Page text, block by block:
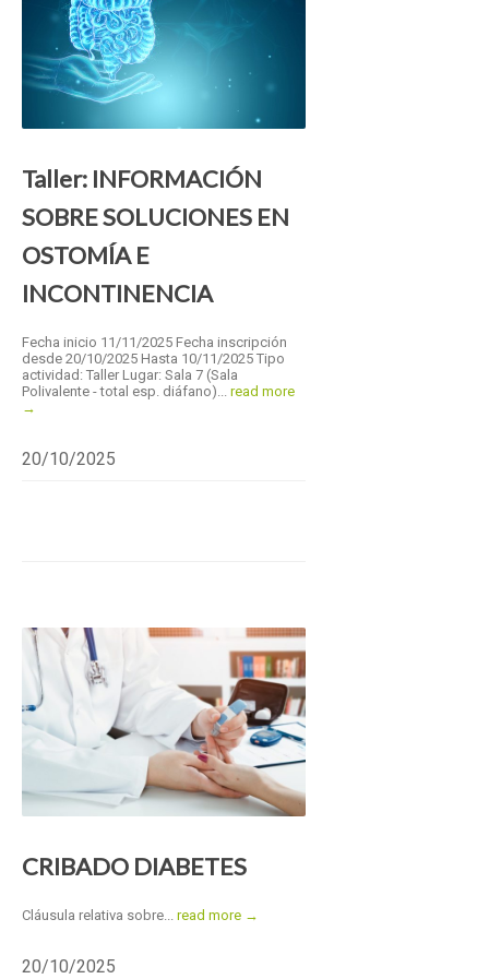
Taller: INFORMACIÓN
SOBRE SOLUCIONES EN
OSTOMÍA E
INCONTINENCIA
Fecha inicio 11/11/2025 Fecha inscripción
desde 20/10/2025 Hasta 10/11/2025 Tipo
actividad: Taller Lugar: Sala 7 (Sala
Polivalente - total esp. diáfano)... read more
→
20/10/2025
CRIBADO DIABETES
Cláusula relativa sobre... read more →
20/10/2025